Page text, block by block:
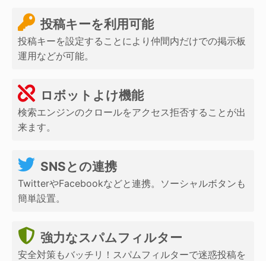
投稿キーを利用可能
投稿キーを設定することにより仲間内だけでの掲示板
運用などが可能。
ロボットよけ機能
検索エンジンのクロールをアクセス拒否することが出
来ます。
SNSとの連携
TwitterやFacebookなどと連携。ソーシャルボタンも
簡単設置。
強力なスパムフィルター
安全対策もバッチリ！スパムフィルターで迷惑投稿を